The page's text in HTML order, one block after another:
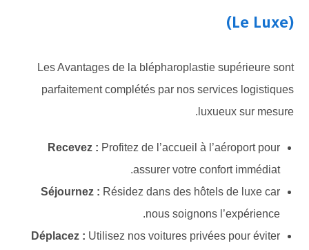
(Le Luxe)
Les Avantages de la blépharoplastie supérieure sont
parfaitement complétés par nos services logistiques
luxueux sur mesure.
Recevez : Profitez de l’accueil à l’aéroport pour
assurer votre confort immédiat.
Séjournez : Résidez dans des hôtels de luxe car
nous soignons l’expérience.
Déplacez : Utilisez nos voitures privées pour éviter